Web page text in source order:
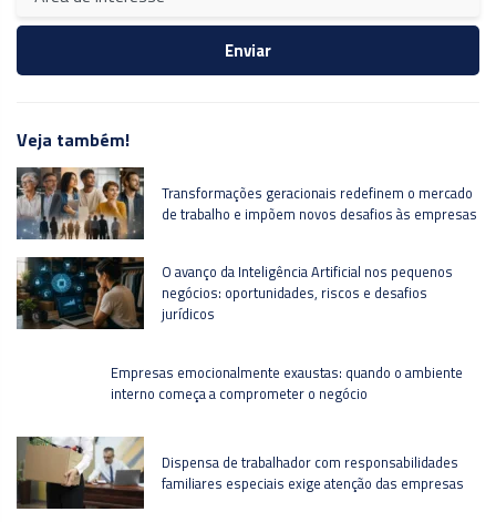
Veja também!
Transformações geracionais redefinem o mercado
de trabalho e impõem novos desafios às empresas
O avanço da Inteligência Artificial nos pequenos
negócios: oportunidades, riscos e desafios
jurídicos
Empresas emocionalmente exaustas: quando o ambiente
interno começa a comprometer o negócio
Dispensa de trabalhador com responsabilidades
familiares especiais exige atenção das empresas